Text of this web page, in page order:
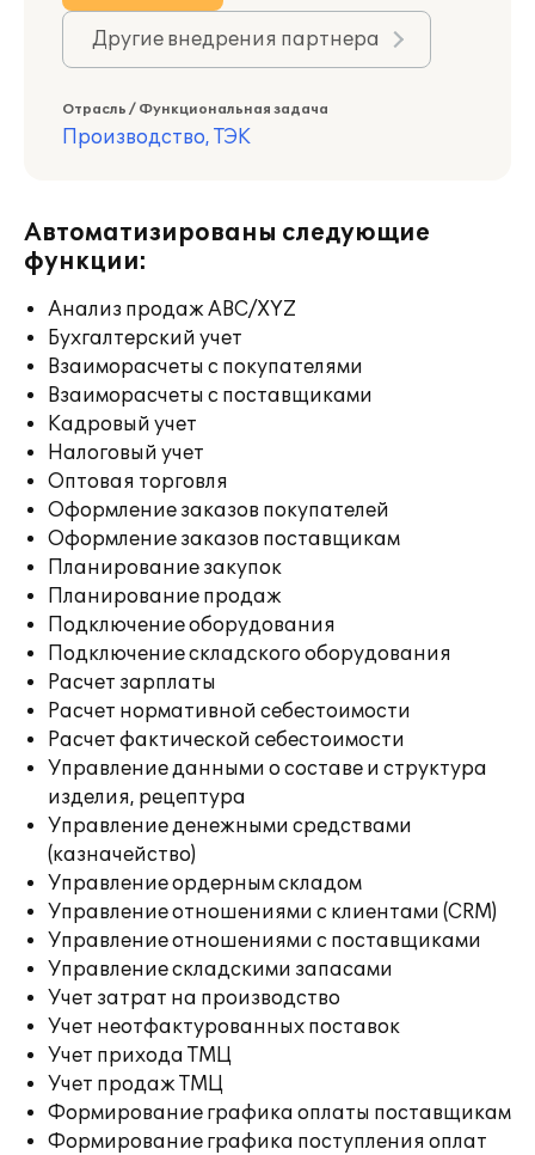
Другие внедрения партнера
Отрасль / Функциональная задача
Производство, ТЭК
Автоматизированы следующие
функции:
Анализ продаж ABC/XYZ
Бухгалтерский учет
Взаиморасчеты с покупателями
Взаиморасчеты с поставщиками
Кадровый учет
Налоговый учет
Оптовая торговля
Оформление заказов покупателей
Оформление заказов поставщикам
Планирование закупок
Планирование продаж
Подключение оборудования
Подключение складского оборудования
Расчет зарплаты
Расчет нормативной себестоимости
Расчет фактической себестоимости
Управление данными о составе и структура
изделия, рецептура
Управление денежными средствами
(казначейство)
Управление ордерным складом
Управление отношениями с клиентами (CRM)
Управление отношениями с поставщиками
Управление складскими запасами
Учет затрат на производство
Учет неотфактурованных поставок
Учет прихода ТМЦ
Учет продаж ТМЦ
Формирование графика оплаты поставщикам
Формирование графика поступления оплат